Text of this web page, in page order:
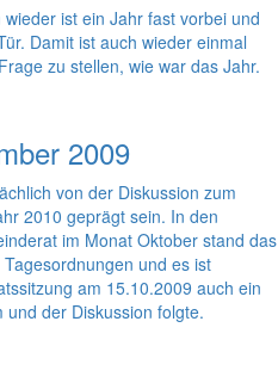
ist ein Jahr fast vorbei und
Damit ist auch wieder einmal
zu stellen, wie war das Jahr.
2009
von der Diskussion zum
2010 geprägt sein. In den
im Monat Oktober stand das
und es ist
am 15.10.2009 auch ein
der Diskussion folgte.